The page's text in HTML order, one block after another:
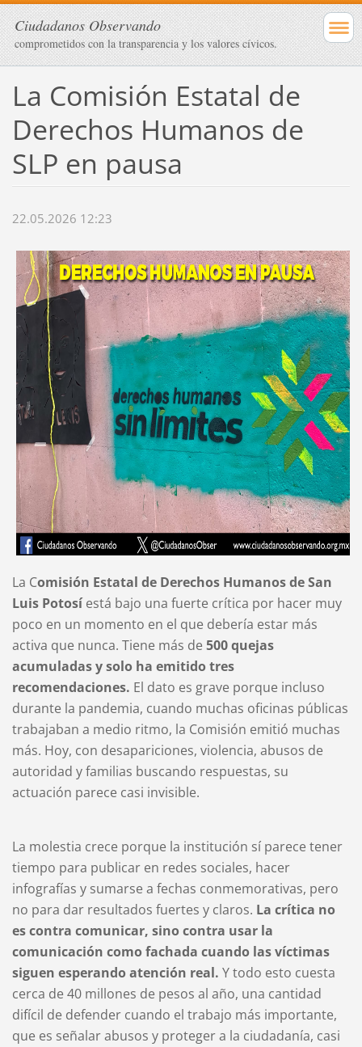
Ciudadanos Observando
comprometidos con la transparencia y los valores cívicos.
La Comisión Estatal de
Derechos Humanos de
SLP en pausa
22.05.2026 12:23
La Comisión Estatal de Derechos Humanos de San
Luis Potosíestá bajo una fuerte crítica por hacer muy
poco en un momento en el que debería estar más
activa que nunca. Tiene más de 500 quejas
acumuladas y solo ha emitido tres
recomendaciones. El dato es grave porque incluso
durante la pandemia, cuando muchas oficinas públicas
trabajaban a medio ritmo, la Comisión emitió muchas
más. Hoy, con desapariciones, violencia, abusos de
autoridad y familias buscando respuestas, su
actuación parece casi invisible.
La molestia crece porque la institución sí parece tener
tiempo para publicar en redes sociales, hacer
infografías y sumarse a fechas conmemorativas, pero
no para dar resultados fuertes y claros. La crítica no
es contra comunicar, sino contra usar la
comunicación como fachada cuando las víctimas
siguen esperando atención real. Y todo esto cuesta
cerca de 40 millones de pesos al año, una cantidad
difícil de defender cuando el trabajo más importante,
que es señalar abusos y proteger a la ciudadanía, casi